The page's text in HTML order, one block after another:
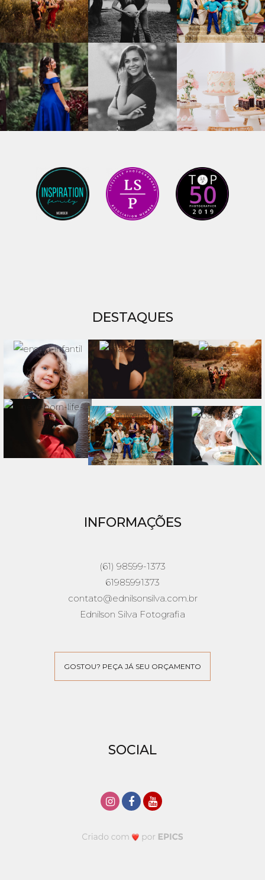
DESTAQUES
INFORMAÇÕES
(61) 98599-1373
61985991373
contato@ednilsonsilva.com.br
Ednilson Silva Fotografia
GOSTOU? PEÇA JÁ SEU ORÇAMENTO
SOCIAL